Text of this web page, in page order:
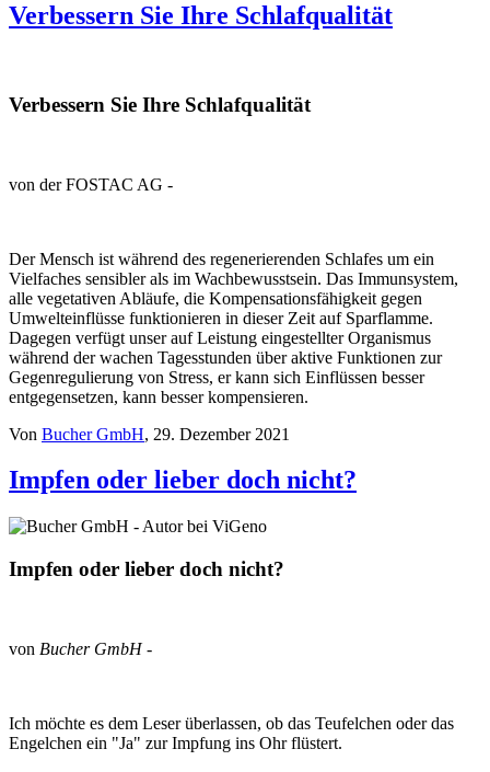
Verbessern Sie Ihre Schlafqualität
Verbessern Sie Ihre Schlafqualität
von der FOSTAC AG -
Der Mensch ist während des regenerierenden Schlafes um ein
Vielfaches sensibler als im Wachbewusstsein. Das Immunsystem,
alle vegetativen Abläufe, die Kompensationsfähigkeit gegen
Umwelteinflüsse funktionieren in dieser Zeit auf Sparflamme.
Dagegen verfügt unser auf Leistung eingestellter Organismus
während der wachen Tagesstunden über aktive Funktionen zur
Gegenregulierung von Stress, er kann sich Einflüssen besser
entgegensetzen, kann besser kompensieren.
Von Bucher GmbH, 29. Dezember 2021
Impfen oder lieber doch nicht?
Impfen oder lieber doch nicht?
von Bucher GmbH-
Ich möchte es dem Leser überlassen, ob das Teufelchen oder das
Engelchen ein "Ja" zur Impfung ins Ohr flüstert.